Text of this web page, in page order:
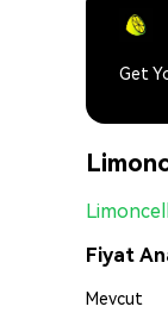
Get
Fiyat
Mevcut